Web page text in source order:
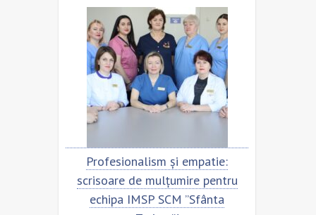
și empatie:
mulțumire pentru
SCM ”Sfânta
Scrisoare de mulțumire
echipa SCM ”Sfânta Treime”